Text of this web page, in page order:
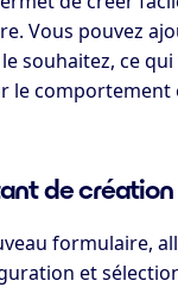
Vous pouvez
souhaitez, ce
le comportement
de
formulaire,
et